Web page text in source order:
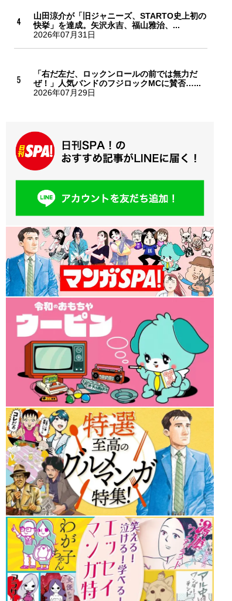
山田涼介が「旧ジャニーズ、STARTO史上初の
快挙」を達成。矢沢永吉、福山雅治、...
2026年07月31日
「右だ左だ、ロックンロールの前では無力だ
ぜ！」人気バンドのフジロックMCに賛否…...
2026年07月29日